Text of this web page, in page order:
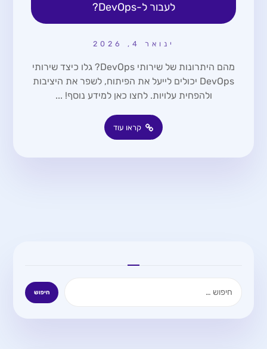
לעבור ל-DevOps?
ינואר 4, 2026
מהם היתרונות של שירותי DevOps? גלו כיצד שירותי
DevOps יכולים לייעל את הפיתוח, לשפר את היציבות
ולהפחית עלויות. לחצו כאן למידע נוסף! ...
קראו עוד